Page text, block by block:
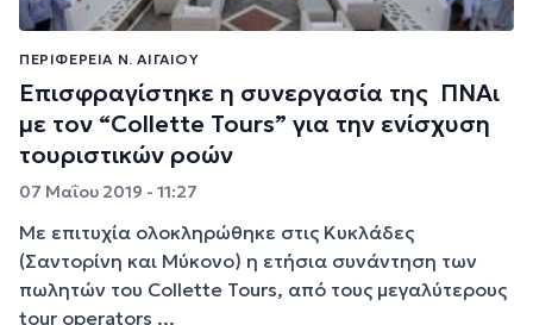
ΠΕΡΙΦΈΡΕΙΑ Ν. ΑΙΓΑΊΟΥ
Επισφραγίστηκε η συνεργασία της ΠΝΑι
με τον “Collette Tours” για την ενίσχυση
τουριστικών ροών
07 Μαΐου 2019 - 11:27
Με επιτυχία ολοκληρώθηκε στις Κυκλάδες
(Σαντορίνη και Μύκονο) η ετήσια συνάντηση των
πωλητών του Collette Tours, από τους μεγαλύτερους
tour operators ...